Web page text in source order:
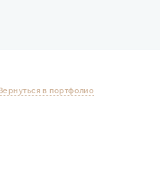
в портфолио